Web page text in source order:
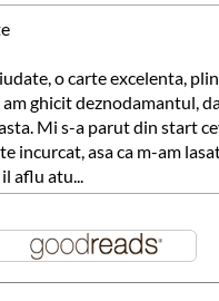
o carte excelenta,
am ghicit deznodamantul,
Mi s-a parut din start
incurcat, asa ca m-am
aflu atu...